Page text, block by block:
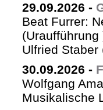
29.09.2026 -
Beat Furrer:
(Uraufführung
Ulfried
30.09.2026 -
Wolfgang
Musikalische